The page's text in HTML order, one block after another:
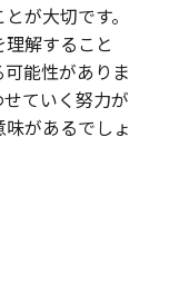
が大切です。
解すること
能性がありま
ていく努力が
があるでしょ